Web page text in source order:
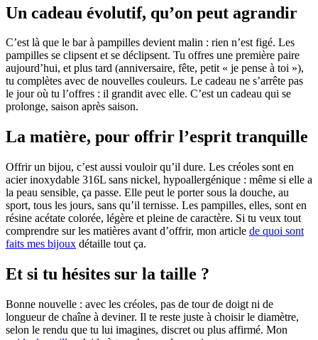
Un cadeau évolutif, qu’on peut agrandir
C’est là que le bar à pampilles devient malin : rien n’est figé. Les
pampilles se clipsent et se déclipsent. Tu offres une première paire
aujourd’hui, et plus tard (anniversaire, fête, petit « je pense à toi »),
tu complètes avec de nouvelles couleurs. Le cadeau ne s’arrête pas
le jour où tu l’offres : il grandit avec elle. C’est un cadeau qui se
prolonge, saison après saison.
La matière, pour offrir l’esprit tranquille
Offrir un bijou, c’est aussi vouloir qu’il dure. Les créoles sont en
acier inoxydable 316L sans nickel, hypoallergénique : même si elle a
la peau sensible, ça passe. Elle peut le porter sous la douche, au
sport, tous les jours, sans qu’il ternisse. Les pampilles, elles, sont en
résine acétate colorée, légère et pleine de caractère. Si tu veux tout
comprendre sur les matières avant d’offrir, mon article de quoi sont
faits mes bijoux détaille tout ça.
Et si tu hésites sur la taille ?
Bonne nouvelle : avec les créoles, pas de tour de doigt ni de
longueur de chaîne à deviner. Il te reste juste à choisir le diamètre,
selon le rendu que tu lui imagines, discret ou plus affirmé. Mon